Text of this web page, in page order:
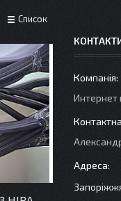
Список
Интернет